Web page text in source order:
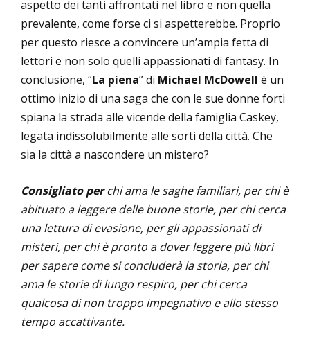
aspetto dei tanti affrontati nel libro e non quella
prevalente, come forse ci si aspetterebbe. Proprio
per questo riesce a convincere un’ampia fetta di
lettori e non solo quelli appassionati di fantasy. In
conclusione, “La piena” di Michael McDowell è un
ottimo inizio di una saga che con le sue donne forti
spiana la strada alle vicende della famiglia Caskey,
legata indissolubilmente alle sorti della città. Che
sia la città a nascondere un mistero?
Consigliato perchi ama le saghe familiari, per chi è
abituato a leggere delle buone storie, per chi cerca
una lettura di evasione, per gli appassionati di
misteri, per chi è pronto a dover leggere più libri
per sapere come si concluderà la storia, per chi
ama le storie di lungo respiro, per chi cerca
qualcosa di non troppo impegnativo e allo stesso
tempo accattivante.